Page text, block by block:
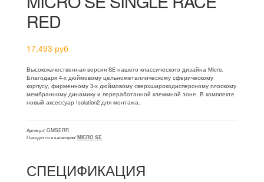
RED
17,493 руб
Высококачественная версия SE нашего классического дизайна Micro.
Благодаря 4-х дюймовому цельнометаллическому сферическому
корпусу, фирменному 3-х дюймовому сверхширокодисперсному плоскому
мембранному динамику и переработанной клеммной зоне. В комплекте
новый аксессуар Isolation2 для монтажа.
Артикул:GMSERR
Находится в категории:MICRO SE
СПЕЦИФИКАЦИЯ